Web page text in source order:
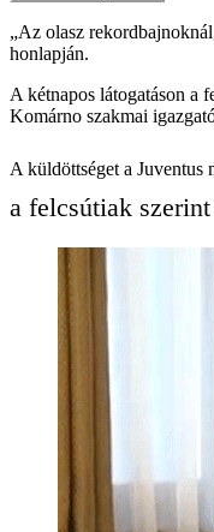
„Az olasz
honlapján.
A kétnapos látogatáson a
Komárno szakmai
A küldöttséget a
a felcsútiak